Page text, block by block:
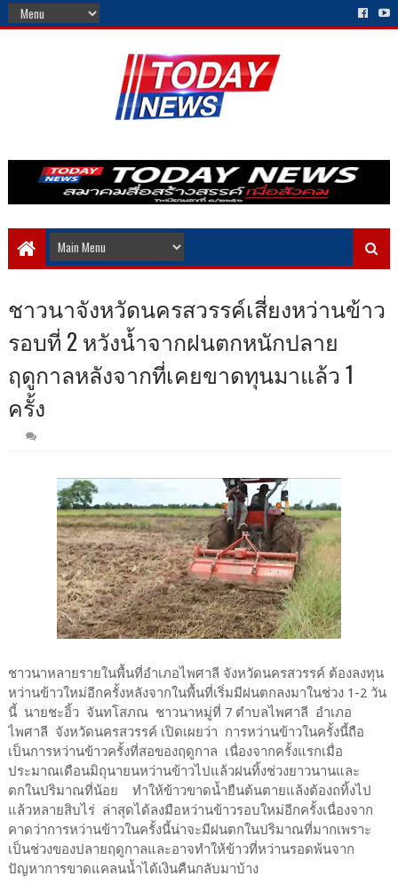
ชาวนาจังหวัดนครสวรรค์เสี่ยงหว่านข้าว
รอบที่ 2 หวังน้ำจากฝนตกหนักปลาย
ฤดูกาลหลังจากที่เคยขาดทุนมาแล้ว 1
ครั้ง
ชาวนาหลายรายในพื้นที่อำเภอไพศาลี จังหวัดนครสวรรค์ ต้องลงทุน
หว่านข้าวใหม่อีกครั้งหลังจากในพื้นที่เริ่มมีฝนตกลงมาในช่วง 1-2 วัน
นี้ นายชะอิ้ว จันทโสภณ ชาวนาหมู่ที่ 7 ตำบลไพศาลี อำเภอ
ไพศาลี จังหวัดนครสวรรค์ เปิดเผยว่า การหว่านข้าวในครั้งนี้ถือ
เป็นการหว่านข้าวครั้งที่สอของฤดูกาล เนื่องจากครั้งแรกเมื่อ
ประมาณเดือนมิถุนายนหว่านข้าวไปแล้วฝนทิ้งช่วงยาวนานและ
ตกในปริมาณที่น้อย ทำให้ข้าวขาดน้ำยืนต้นตายแล้งต้องถทิ้งไป
แล้วหลายสิบไร่ ล่าสุดได้ลงมือหว่านข้าวรอบใหม่อีกครั้งเนื่องจาก
คาดว่าการหว่านข้าวในครั้งนี้น่าจะมีฝนตกในปริมาณที่มากเพราะ
เป็นช่วงของปลายฤดูกาลและอาจทำให้ข้าวที่หว่านรอดพ้นจาก
ปัญหาการขาดแคลนน้ำได้เงินคืนกลับมาบ้าง